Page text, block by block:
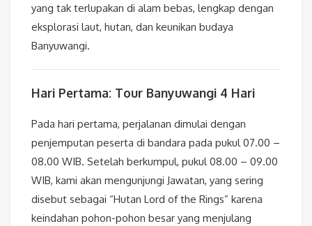
yang tak terlupakan di alam bebas, lengkap dengan
eksplorasi laut, hutan, dan keunikan budaya
Banyuwangi.
Hari Pertama: Tour Banyuwangi 4 Hari
Pada hari pertama, perjalanan dimulai dengan
penjemputan peserta di bandara pada pukul 07.00 –
08.00 WIB. Setelah berkumpul, pukul 08.00 – 09.00
WIB, kami akan mengunjungi Jawatan, yang sering
disebut sebagai “Hutan Lord of the Rings” karena
keindahan pohon-pohon besar yang menjulang